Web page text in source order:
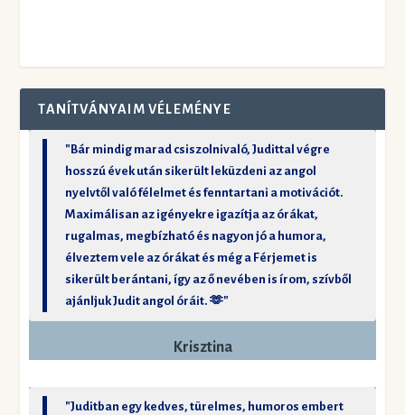
TANÍTVÁNYAIM VÉLEMÉNYE
"Bár mindig marad csiszolnivaló, Judittal végre
hosszú évek után sikerült leküzdeni az angol
nyelvtől való félelmet és fenntartani a motivációt.
Maximálisan az igényekre igazítja az órákat,
rugalmas, megbízható és nagyon jó a humora,
élveztem vele az órákat és még a Férjemet is
sikerült berántani, így az ő nevében is írom, szívből
ajánljuk Judit angol óráit. 🫶"
Krisztina
"Juditban egy kedves, türelmes, humoros embert